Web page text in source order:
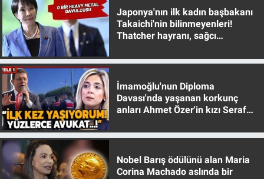
Japonya'nın ilk kadın başbakanı
Takaichi'nin bilinmeyenleri!
Thatcher hayranı, sağcı
İmamoğlu'nun Diploma
Davası'nda yaşanan korkunç
anları Ahmet Özer'in kızı Seraf
Nobel Barış ödülünü alan Maria
Corina Machado aslında bir